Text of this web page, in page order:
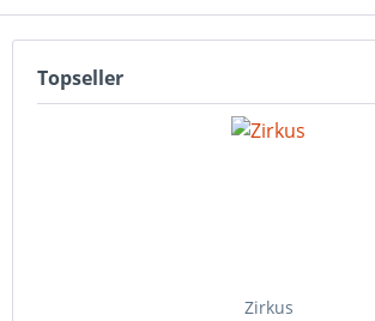
Topseller
Zirkus